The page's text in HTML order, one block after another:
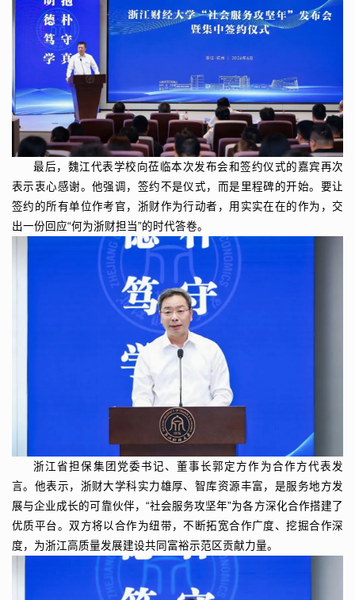
最后，魏江代表学校向莅临本次发布会和签约仪式的嘉宾再次
表示衷心感谢。他强调，签约不是仪式，而是里程碑的开始。要让
签约的所有单位作考官，浙财作为行动者，用实实在在的作为，交
出一份回应“何为浙财担当”的时代答卷。
浙江省担保集团党委书记、董事长郭定方作为合作方代表发
言。他表示，浙财大学科实力雄厚、智库资源丰富，是服务地方发
展与企业成长的可靠伙伴，“社会服务攻坚年”为各方深化合作搭建了
优质平台。双方将以合作为纽带，不断拓宽合作广度、挖掘合作深
度，为浙江高质量发展建设共同富裕示范区贡献力量。